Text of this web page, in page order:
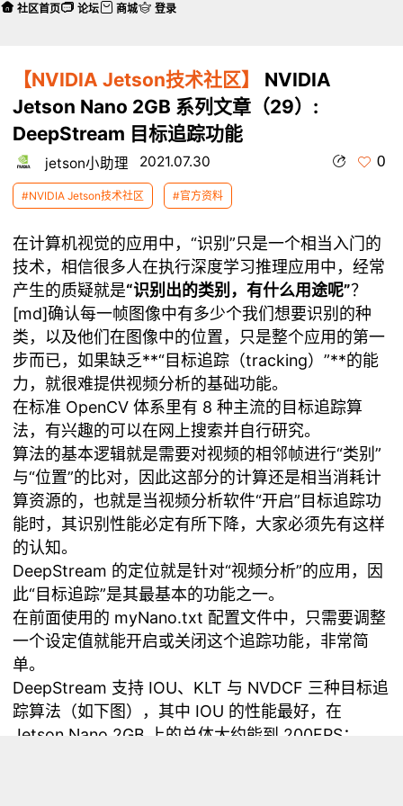
【NVIDIA Jetson技术社区】
NVIDIA
Jetson Nano 2GB 系列文章（29）:
DeepStream 目标追踪功能
jetson小助理 2021.07.30 0
#NVIDIA Jetson技术社区 #官方资料
在计算机视觉的应用中，“识别”只是一个相当入门的
技术，相信很多人在执行深度学习推理应用中，经常
产生的质疑就是“识别出的类别，有什么用途呢”？
[md]确认每一帧图像中有多少个我们想要识别的种
类，以及他们在图像中的位置，只是整个应用的第一
步而已，如果缺乏**“目标追踪（tracking）”**的能
力，就很难提供视频分析的基础功能。
在标准 OpenCV 体系里有 8 种主流的目标追踪算
法，有兴趣的可以在网上搜索并自行研究。
算法的基本逻辑就是需要对视频的相邻帧进行“类别”
与“位置”的比对，因此这部分的计算还是相当消耗计
算资源的，也就是当视频分析软件“开启”目标追踪功
能时，其识别性能必定有所下降，大家必须先有这样
的认知。
DeepStream 的定位就是针对“视频分析”的应用，因
此“目标追踪”是其最基本的功能之一。
在前面使用的 myNano.txt 配置文件中，只需要调整
一个设定值就能开启或关闭这个追踪功能，非常简
单。
DeepStream 支持 IOU、KLT 与 NVDCF 三种目标追
踪算法（如下图），其中 IOU 的性能最好，在
Jetson Nano 2GB 上的总体大约能到 200FPS；
社区首页 论坛 商城 登录